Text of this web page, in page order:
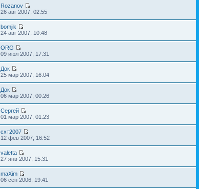
Rozanov
26 авг 2007, 02:55
bomjik
24 авг 2007, 10:48
ORG
09 июл 2007, 17:31
Док
25 мар 2007, 16:04
Док
06 мар 2007, 00:26
Сергей
01 мар 2007, 01:23
схт2007
12 фев 2007, 16:52
valetta
27 янв 2007, 15:31
maXim
06 сен 2006, 19:41